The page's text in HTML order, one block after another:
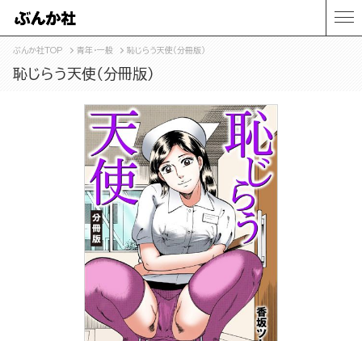
ぶんか社TOP 青年・一般 恥じらう天使（分冊版）
恥じらう天使（分冊版）